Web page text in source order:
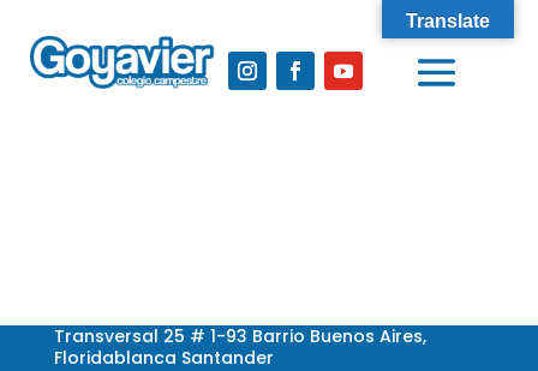
Transversal 25 # 1-93 Barrio Buenos Aires,
Floridablanca Santander
Translate